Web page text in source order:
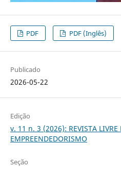
PDF PDF (Inglês)
Publicado
2026-05-22
Edição
v. 11 n. 3 (2026): REVISTA LIVRE
EMPREENDEDORISMO
Seção